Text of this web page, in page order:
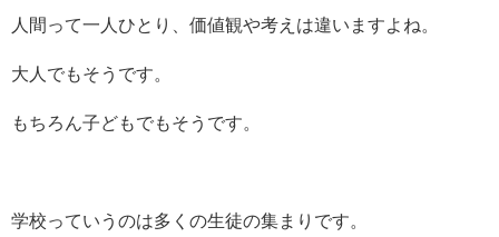
人間って一人ひとり、価値観や考えは違いますよね。
大人でもそうです。
もちろん子どもでもそうです。
学校っていうのは多くの生徒の集まりです。